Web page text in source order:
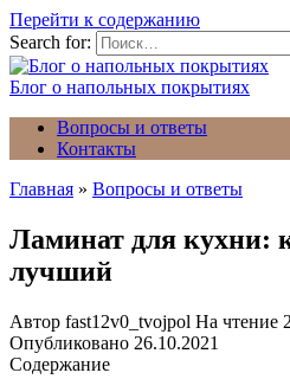
Перейти к содержанию
Search for:
Блог о напольных покрытиях
Вопросы и ответы
Контакты
Главная » Вопросы и ответы
Ламинат для кухни:
лучший
Автор fast12v0_tvojpol На чтение
Опубликовано 26.10.2021
Содержание